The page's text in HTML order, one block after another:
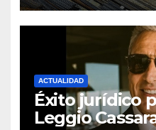
proyectos
ACTUALIDAD
Éxito jurídico
Leggio